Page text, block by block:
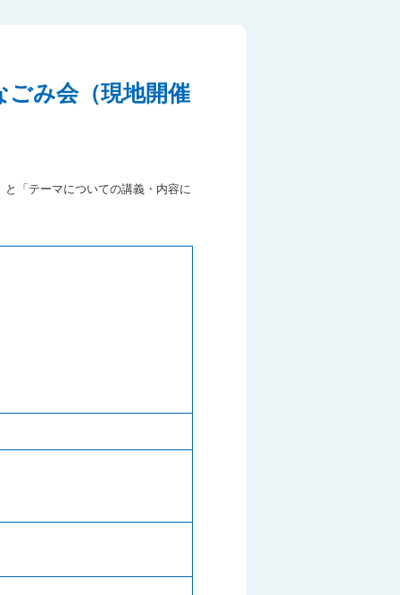
み会（現地開催
「テーマについての講義・内容に